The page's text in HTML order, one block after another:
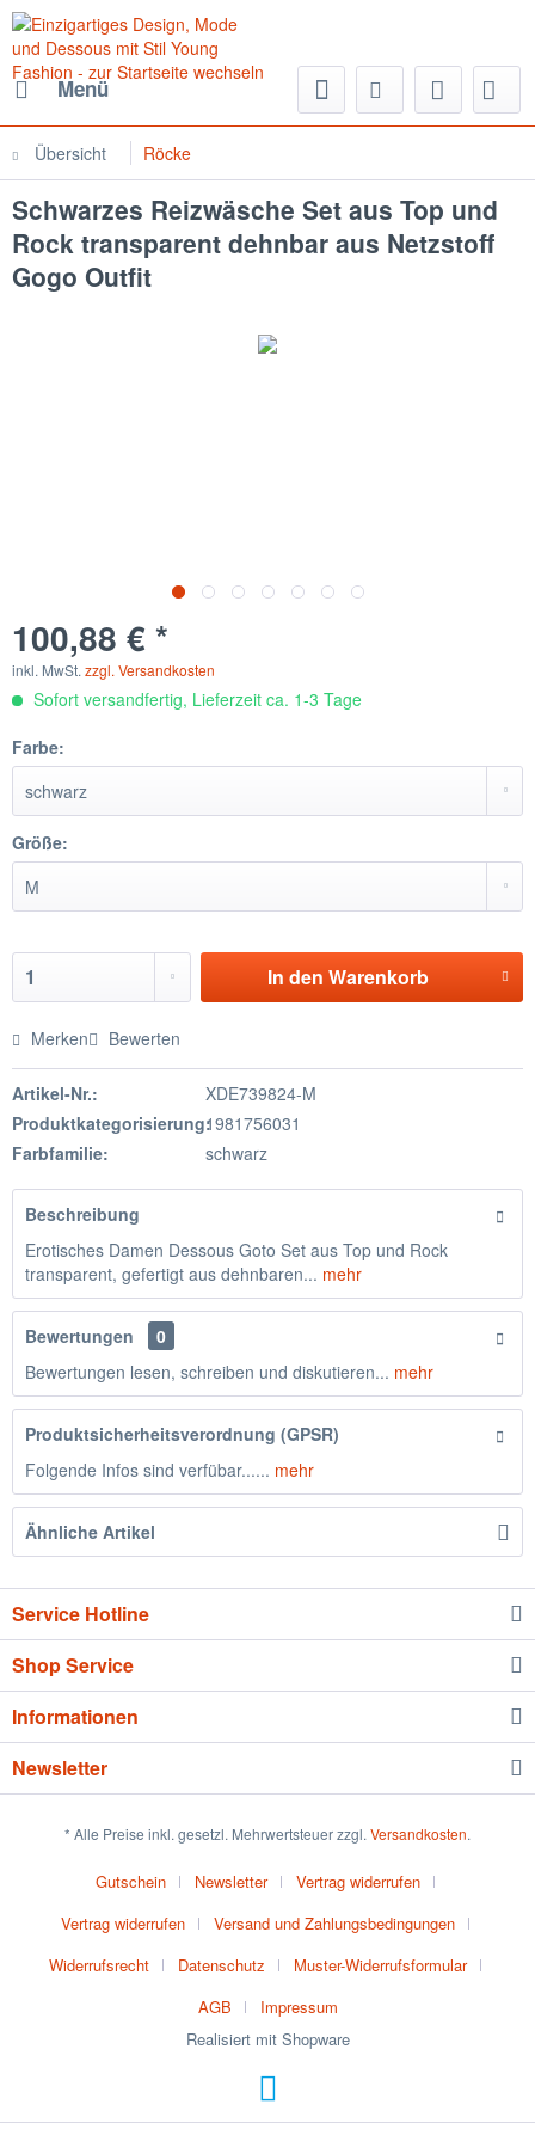
Menü
Übersicht Röcke
Schwarzes Reizwäsche Set aus Top und
Rock transparent dehnbar aus Netzstoff
Gogo Outfit
100,88 € *
inkl. MwSt. zzgl. Versandkosten
Sofort versandfertig, Lieferzeit ca. 1-3 Tage
Farbe:
Größe:
In den Warenkorb
Merken Bewerten
Artikel-Nr.:
XDE739824-M
Produktkategorisierung:1981756031
Farbfamilie:
schwarz
Beschreibung
Erotisches Damen Dessous Goto Set aus Top und Rock
transparent, gefertigt aus dehnbaren... mehr
Bewertungen
0
Bewertungen lesen, schreiben und diskutieren... mehr
Produktsicherheitsverordnung (GPSR)
Folgende Infos sind verfübar...... mehr
Ähnliche Artikel
Service Hotline
Shop Service
Informationen
Newsletter
* Alle Preise inkl. gesetzl. Mehrwertsteuer zzgl. Versandkosten.
Gutschein Newsletter
Vertrag widerrufen
Vertrag widerrufen
Versand und Zahlungsbedingungen
Widerrufsrecht
Datenschutz
Muster-Widerrufsformular
AGB
Impressum
Realisiert mit Shopware